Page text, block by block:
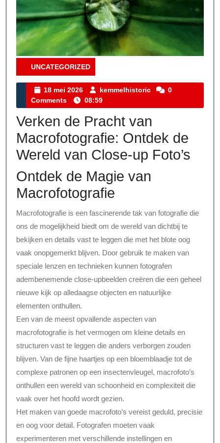
UNCATEGORIZED
Category
18 mei 2026
18
mei
2026
kemmelhistoric kemmelhistoric
0
Comments
08:59
Verken de Pracht van
Macrofotografie: Ontdek de
Wereld van Close-up Foto’s
Ontdek de Magie van
Macrofotografie
Macrofotografie is een fascinerende tak van fotografie die
ons de mogelijkheid biedt om de wereld van dichtbij te
bekijken en details vast te leggen die met het blote oog
vaak onopgemerkt blijven. Door gebruik te maken van
speciale lenzen en technieken kunnen fotografen
adembenemende close-upbeelden creëren die een geheel
nieuwe kijk op alledaagse objecten en natuurlijke
elementen onthullen.
Een van de meest opvallende aspecten van
macrofotografie is het vermogen om kleine details en
structuren vast te leggen die anders verborgen zouden
blijven. Van de fijne haartjes op een bloemblaadje tot de
complexe patronen op een insectenvleugel, macrofoto’s
onthullen een wereld van schoonheid en complexiteit die
vaak over het hoofd wordt gezien.
Het maken van goede macrofoto’s vereist geduld, precisie
en oog voor detail. Fotografen moeten vaak
experimenteren met verschillende instellingen en